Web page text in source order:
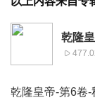
乾隆
乾隆皇帝-第6卷-